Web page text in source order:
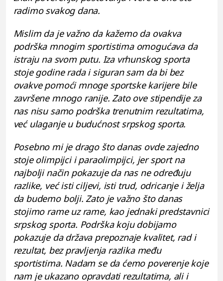
radimo svakog dana.
Mislim da je važno da kažemo da ovakva
podrška mnogim sportistima omogućava da
istraju na svom putu. Iza vrhunskog sporta
stoje godine rada i siguran sam da bi bez
ovakve pomoći mnoge sportske karijere bile
završene mnogo ranije. Zato ove stipendije za
nas nisu samo podrška trenutnim rezultatima,
već ulaganje u budućnost srpskog sporta.
Posebno mi je drago što danas ovde zajedno
stoje olimpijci i paraolimpijci, jer sport na
najbolji način pokazuje da nas ne određuju
razlike, već isti ciljevi, isti trud, odricanje i želja
da budemo bolji. Zato je važno što danas
stojimo rame uz rame, kao jednaki predstavnici
srpskog sporta. Podrška koju dobijamo
pokazuje da država prepoznaje kvalitet, rad i
rezultat, bez pravljenja razlika među
sportistima. Nadam se da ćemo poverenje koje
nam je ukazano opravdati rezultatima, ali i